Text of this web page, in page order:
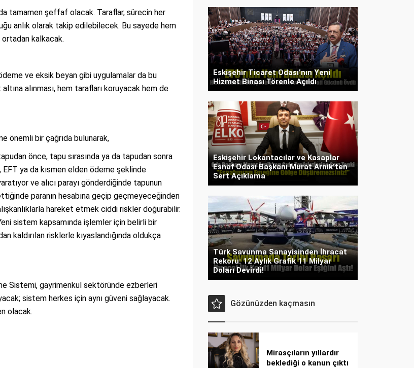
tamamen şeffaf olacak. Taraflar, sürecin her
anlık olarak takip edilebilecek. Bu sayede hem
ortadan kalkacak.
ve eksik beyan gibi uygulamalar da bu
alınması, hem tarafları koruyacak hem de
önemli bir çağrıda bulunarak,
önce, tapu sırasında ya da tapudan sonra
ya da kısmen elden ödeme şeklinde
ve alıcı parayı gönderdiğinde tapunun
paranın hesabına geçip geçmeyeceğinden
hareket etmek ciddi riskler doğurabilir.
sistem kapsamında işlemler için belirli bir
kaldırılan risklerle kıyaslandığında oldukça
Sistemi, gayrimenkul sektöründe ezberleri
sistem herkes için aynı güveni sağlayacak.
olacak.
Eskişehir Ticaret Odası’nın Yeni
Hizmet Binası Törenle Açıldı
Eskişehir Lokantacılar ve Kasaplar
Esnaf Odası Başkanı Murat Arnik’ten
Sert Açıklama
Türk Savunma Sanayisinden İhracat
Rekoru: 12 Aylık Grafik 11 Milyar
Doları Devirdi!
Gözünüzden kaçmasın
Mirasçıların yıllardır
beklediği o kanun çıktı